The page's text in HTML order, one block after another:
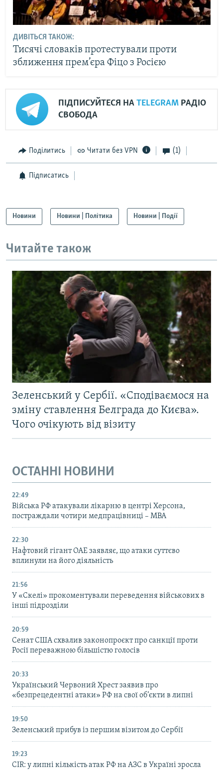
ДИВІТЬСЯ ТАКОЖ:
Тисячі словаків протестували проти
зближення прем’єра Фіцо з Росією
ПІДПИСУЙТЕСЯ НА TELEGRAM РАДІО
СВОБОДА
Поділитись Читати без VPN (1)
Підписатись
Новини Новини | Політика Новини | Події
Читайте також
Зеленський у Сербії. «Сподіваємося на
зміну ставлення Белграда до Києва».
Чого очікують від візиту
ОСТАННІ НОВИНИ
22:49
Війська РФ атакували лікарню в центрі Херсона,
постраждали чотири медпрацівниці – МВА
22:30
Нафтовий гігант ОАЕ заявляє, що атаки суттєво
вплинули на його діяльність
21:56
У «Скелі» прокоментували переведення військових в
інші підрозділи
20:59
Cенат США схвалив законопроєкт про санкції проти
Росії переважною більшістю голосів
20:33
Український Червоний Хрест заявив про
«безпрецедентні атаки» РФ на свої об’єкти в липні
19:50
Зеленський прибув із першим візитом до Сербії
19:23
CIR: у липні кількість атак РФ на АЗС в Україні зросла